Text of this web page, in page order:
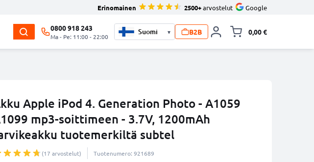
Erinomainen 2500+arvostelut Google
0800 918 243
Ma - Pe: 11:00 - 22:00
▾ B2B 0,00 €
Apple iPod 4. Generation Photo - A1059
mp3-soittimeen - 3.7V, 1200mAh
tuotemerkiltä subtel
(17 arvostelut) Tuotenumero: 921689